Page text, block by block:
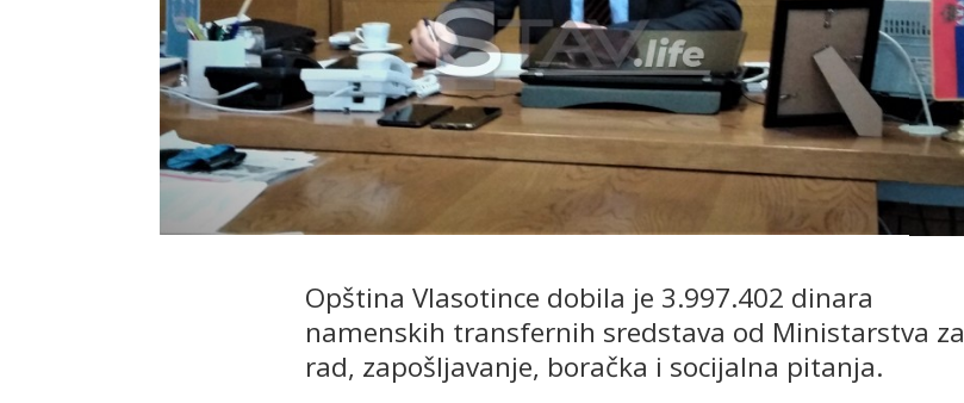
Opština Vlasotince dobila je 3.997.402 dinara
namenskih transfernih sredstava od Ministarstva za
rad, zapošljavanje, boračka i socijalna pitanja.